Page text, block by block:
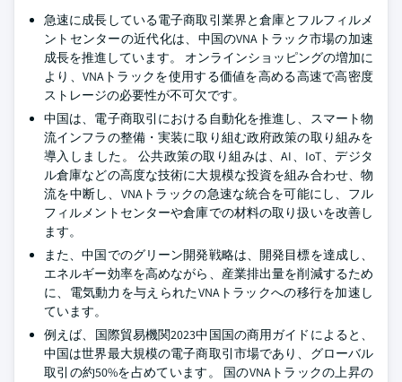
急速に成長している電子商取引業界と倉庫とフルフィルメ
ントセンターの近代化は、中国のVNAトラック市場の加速
成長を推進しています。 オンラインショッピングの増加に
より、VNAトラックを使用する価値を高める高速で高密度
ストレージの必要性が不可欠です。
中国は、電子商取引における自動化を推進し、スマート物
流インフラの整備・実装に取り組む政府政策の取り組みを
導入しました。 公共政策の取り組みは、AI、IoT、デジタ
ル倉庫などの高度な技術に大規模な投資を組み合わせ、物
流を中断し、VNAトラックの急速な統合を可能にし、フル
フィルメントセンターや倉庫での材料の取り扱いを改善し
ます。
また、中国でのグリーン開発戦略は、開発目標を達成し、
エネルギー効率を高めながら、産業排出量を削減するため
に、電気動力を与えられたVNAトラックへの移行を加速し
ています。
例えば、国際貿易機関2023中国国の商用ガイドによると、
中国は世界最大規模の電子商取引市場であり、グローバル
取引の約50%を占めています。 国のVNAトラックの上昇の